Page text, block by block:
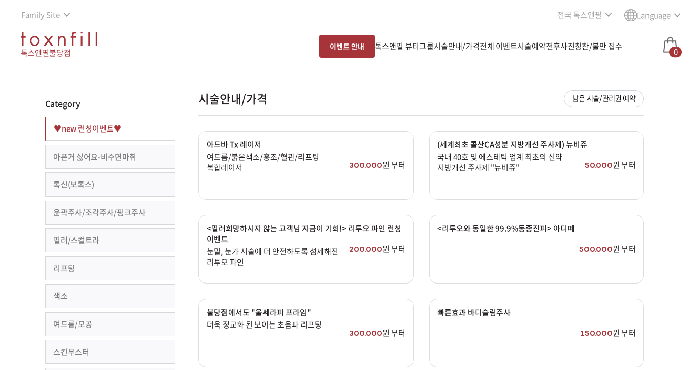
Family Site 전국 톡스앤필 Language
톡스앤필불당점
이벤트 안내 톡스앤필 뷰티그룹시술안내/가격전체 이벤트시술예약전후사진칭찬/불만 접수 0
Category
♥new 런칭이벤트♥
아픈거 싫어요-비수면마취
톡신(보톡스)
윤곽주사/조각주사/핑크주사
필러/스컬트라
리프팅
색소
여드름/모공
스킨부스터
시술안내/가격 남은 시술/관리권 예약
아드바 Tx 레이저
여드름/붉은색소/홍조/혈관/리프팅
복합레이저
300,000원 부터
(세계최초 콜산CA성분 지방개선 주사제) 뉴비쥬
국내 40호 및 에스테틱 업계 최초의 신약
지방개선 주사제 "뉴비쥬"
50,000원 부터
<필러희망하시지 않는 고객님 지금이 기회!> 리투오 파인 런칭
이벤트
눈밑, 눈가 시술에 더 안전하도록 섬세해진
리투오 파인
200,000원 부터
<리투오와 동일한 99.9%동종진피> 아디떼
500,000원 부터
불당점에서도 "울쎄라피 프라임"
더욱 정교화 된 보이는 초음파 리프팅
300,000원 부터
빠른효과 바디슬림주사
150,000원 부터
남은 시술/관리권 예약
리프팅
색소
제모